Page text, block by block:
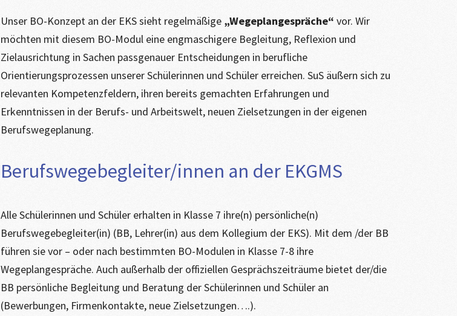
Unser BO-Konzept an der EKS sieht regelmäßige „Wegeplangespräche“ vor. Wir
möchten mit diesem BO-Modul eine engmaschigere Begleitung, Reflexion und
Zielausrichtung in Sachen passgenauer Entscheidungen in berufliche
Orientierungsprozessen unserer Schülerinnen und Schüler erreichen. SuS äußern sich zu
relevanten Kompetenzfeldern, ihren bereits gemachten Erfahrungen und
Erkenntnissen in der Berufs- und Arbeitswelt, neuen Zielsetzungen in der eigenen
Berufswegeplanung.
Berufswegebegleiter/innen an der EKGMS
Alle Schülerinnen und Schüler erhalten in Klasse 7 ihre(n) persönliche(n)
Berufswegebegleiter(in) (BB, Lehrer(in) aus dem Kollegium der EKS). Mit dem /der BB
führen sie vor – oder nach bestimmten BO-Modulen in Klasse 7-8 ihre
Wegeplangespräche. Auch außerhalb der offiziellen Gesprächszeiträume bietet der/die
BB persönliche Begleitung und Beratung der Schülerinnen und Schüler an
(Bewerbungen, Firmenkontakte, neue Zielsetzungen….).